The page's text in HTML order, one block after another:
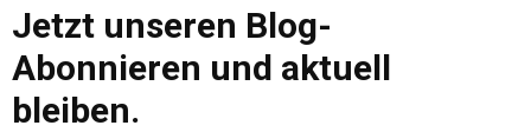
Jetzt unseren Blog-
Abonnieren und aktuell
bleiben.